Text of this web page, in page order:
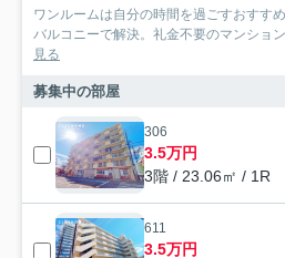
ワンルームは自分の時間を過ごすおすす
バルコニーで解決。礼金不要のマンショ
見る
募集中の部屋
306
3.5万円
3階 / 23.06㎡ / 1R
611
3.5万円